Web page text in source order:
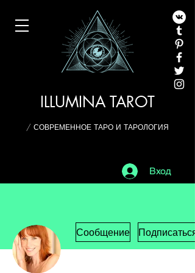
ILLUMINA TAROT
/ СОВРЕМЕННОЕ ТАРО И ТАРОЛОГИЯ
Вход
Сообщение Подписаться